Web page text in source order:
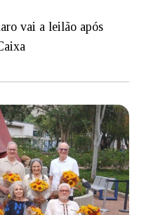
vai a leilão após